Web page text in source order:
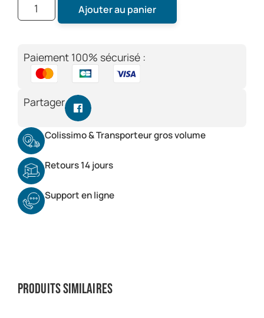
Ajouter au panier
Paiement 100% sécurisé :
Partager
Colissimo & Transporteur gros volume
Retours 14 jours
Support en ligne
Produits similaires